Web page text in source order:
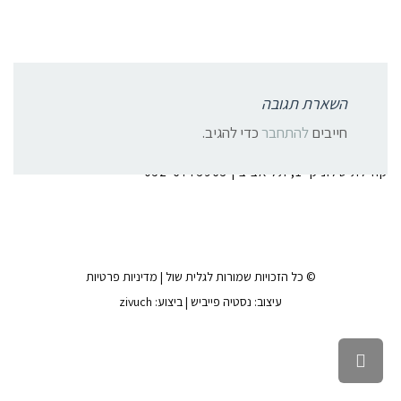
השארת תגובה
חייביםלהתחבר כדי להגיב.
צרו קשר:
קהילת סלוניקי 1, תל אביב | 052-6773963
© כל הזכויות שמורות לגלית שול | מדיניות פרטיות
עיצוב: נסטיה פייביש | ביצוע: zivuch